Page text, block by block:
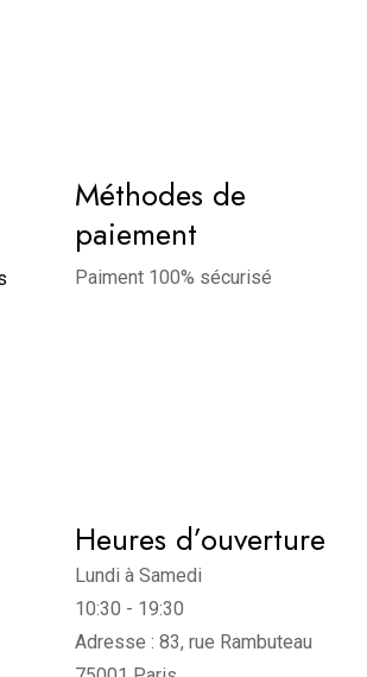
Méthodes de
paiement
Paiment 100% sécurisé
Heures d’ouverture
Lundi à Samedi
10:30 - 19:30
Adresse : 83, rue Rambuteau